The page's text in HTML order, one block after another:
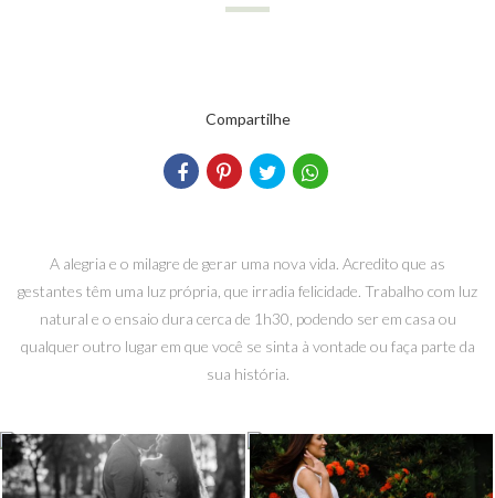
Compartilhe
A alegria e o milagre de gerar uma nova vida. Acredito que as
gestantes têm uma luz própria, que irradia felicidade. Trabalho com luz
natural e o ensaio dura cerca de 1h30, podendo ser em casa ou
qualquer outro lugar em que você se sinta à vontade ou faça parte da
sua história.